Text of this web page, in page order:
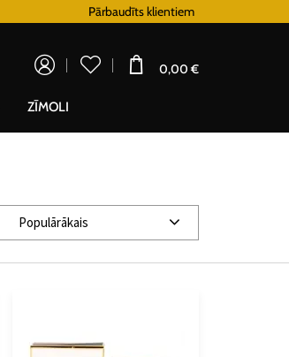
Pārbaudīts klientiem
0,00 €
ZĪMOLI
Populārākais